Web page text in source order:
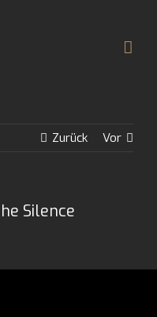
Zurück Vor
Silence